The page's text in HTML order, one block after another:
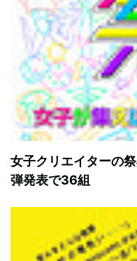
女子クリエイターの
弾発表で36組